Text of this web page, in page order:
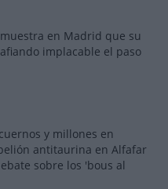
en Madrid que su
implacable el paso
y millones en
antitaurina en Alfafar
sobre los 'bous al